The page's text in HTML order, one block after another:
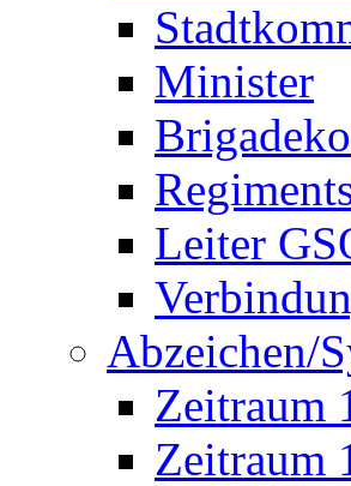
Minister
Leiter
Abzeichen/
Zeitraum
Zeitraum